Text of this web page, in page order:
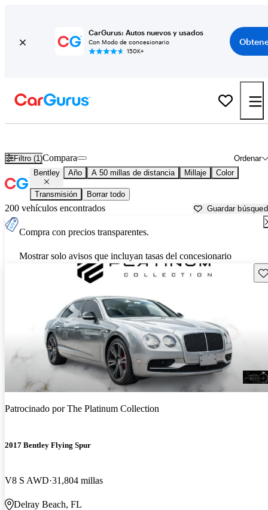
CarGurus: Autos nuevos y usados
Con Modo de concesionario
150K+
Filtro (1) Ordenar
Compara
Bentley Año A 50 millas de distancia Millaje Color
Transmisión Borrar todo
200 vehículos encontrados Guardar
Compra con precios transparentes.
Mostrar solo avisos que incluyan tasas del concesionario
Patrocinado porThe Platinum Collection
2017 Bentley Flying Spur
V8 S AWD 31,804 millas
Delray Beach, FL